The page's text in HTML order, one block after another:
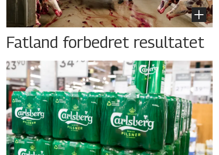
Fatland forbedret resultatet